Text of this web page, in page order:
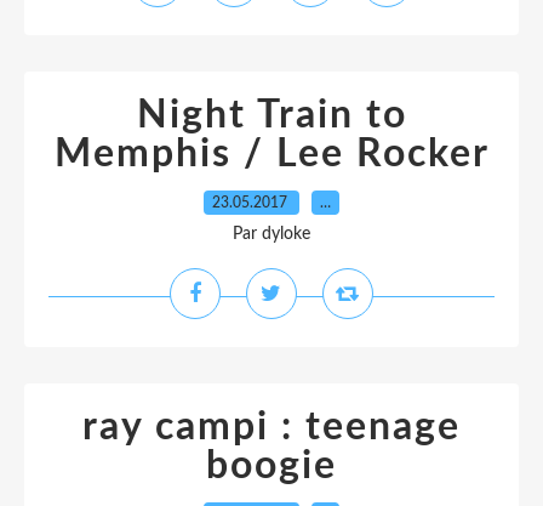
Night Train to
Memphis / Lee Rocker
23.05.2017 …
Par dyloke
ray campi : teenage
boogie